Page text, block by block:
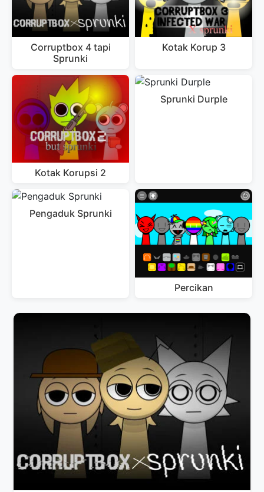
Corruptbox 4 tapi
Sprunki
Kotak Korup 3
Kotak Korupsi 2
Sprunki Durple
Pengaduk Sprunki
Percikan